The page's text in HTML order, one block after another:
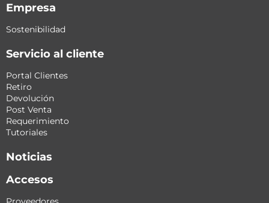
Empresa
Sostenibilidad
Servicio al cliente
Portal Clientes
Retiro
Devolución
Post Venta
Requerimiento
Tutoriales
Noticias
Accesos